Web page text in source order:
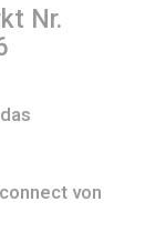
Nr.
von